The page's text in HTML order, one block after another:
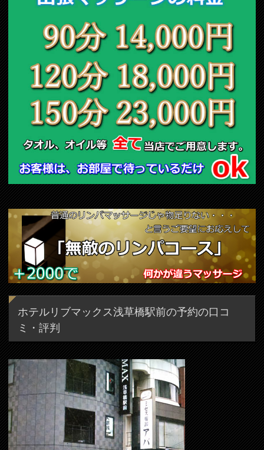
ホテルリブマックス浅草橋駅前の予約の口コ
ミ・評判